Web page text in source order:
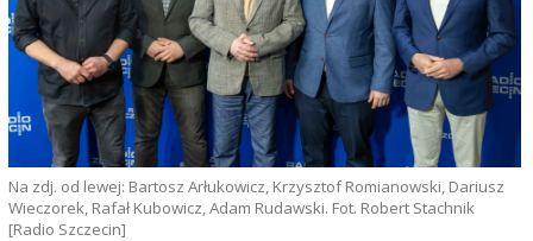
Na zdj. od lewej: Bartosz Arłukowicz, Krzysztof Romianowski, Dariusz
Wieczorek, Rafał Kubowicz, Adam Rudawski. Fot. Robert Stachnik
[Radio Szczecin]